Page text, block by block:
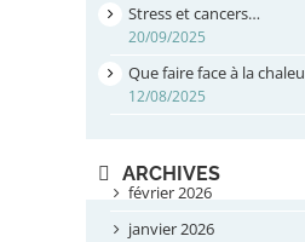
Stress et cancers…
20/09/2025
Que faire face à la
12/08/2025
ARCHIVES
février 2026
janvier 2026